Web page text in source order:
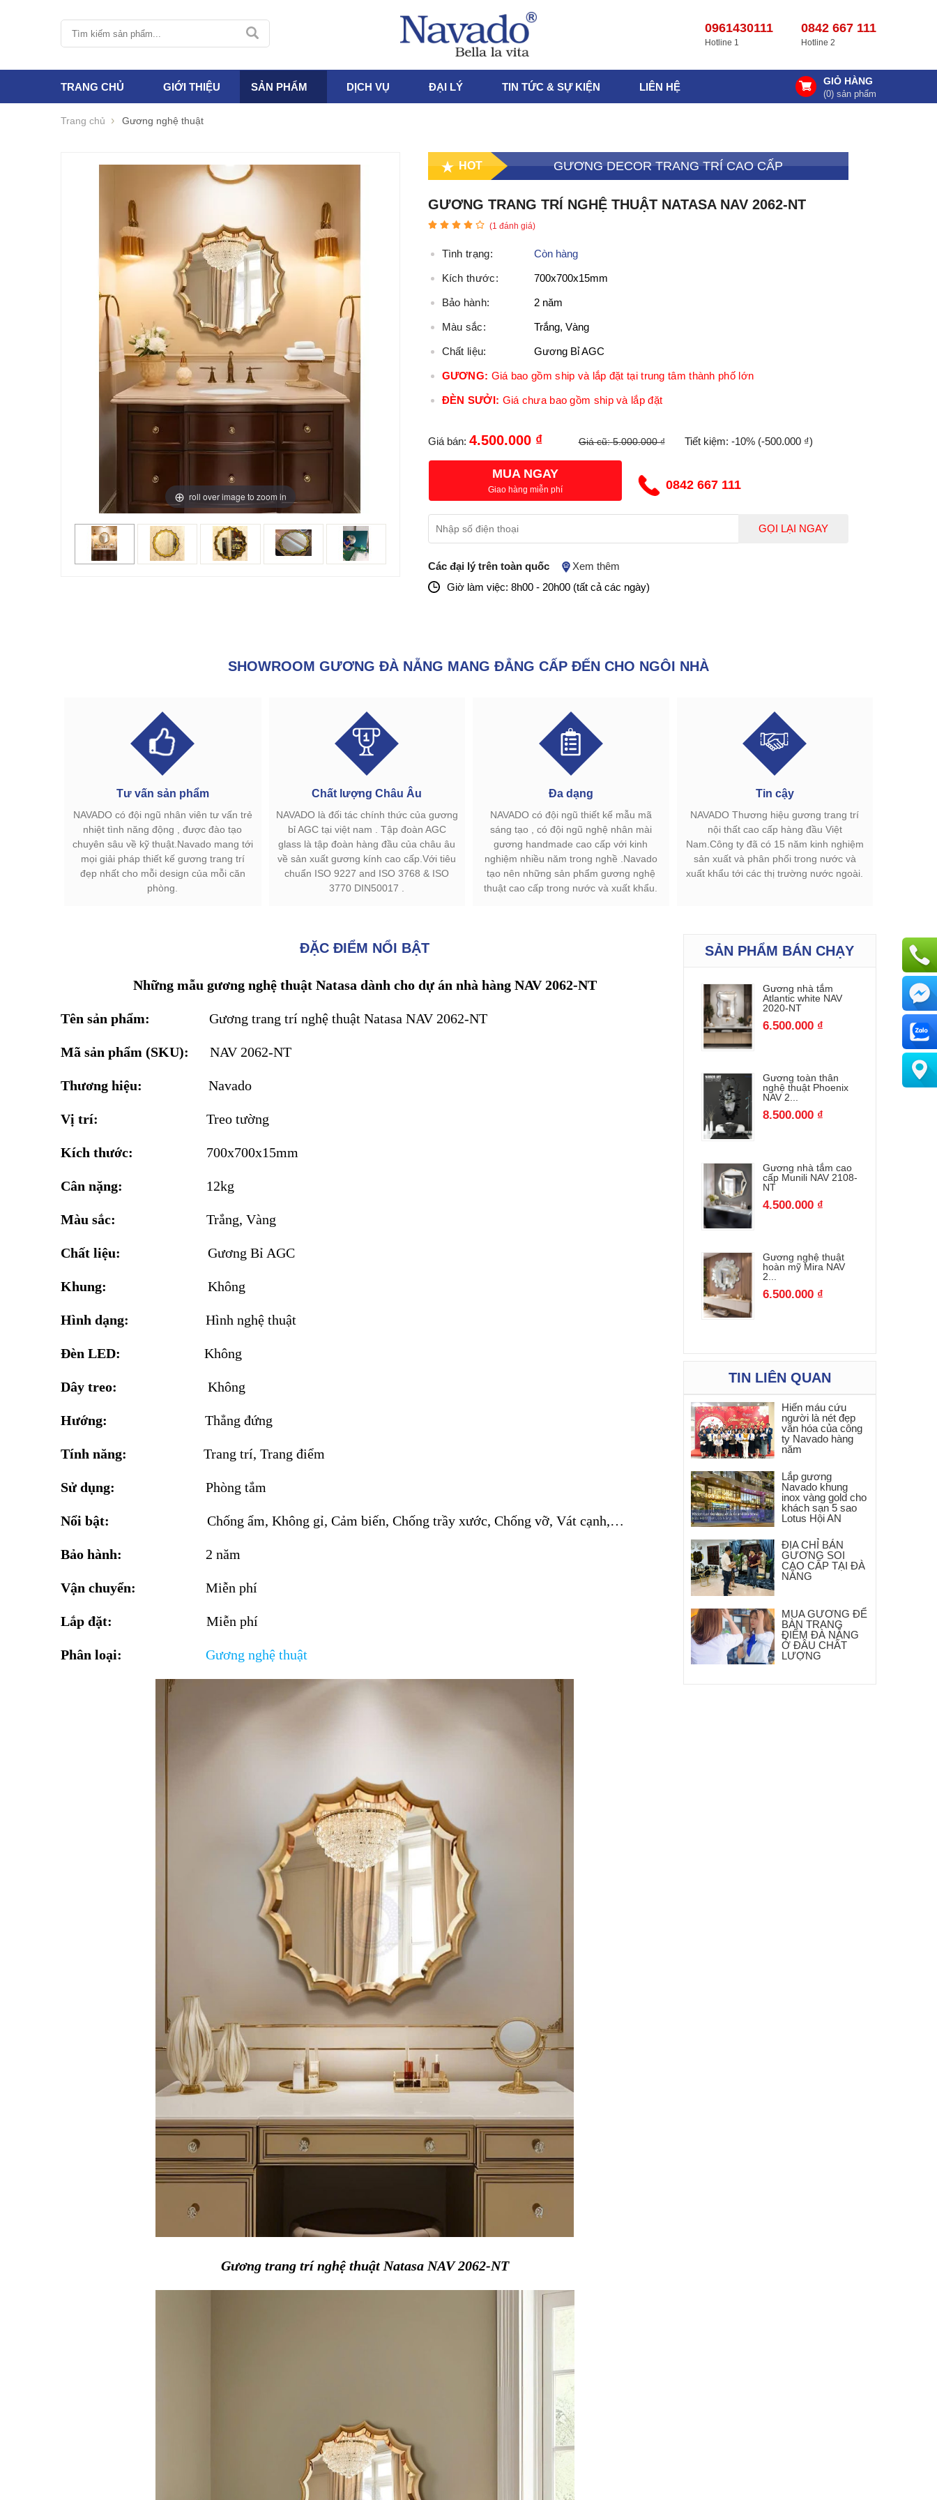
0961430111
Hotline 1
0842 667 111
Hotline 2
TRANG CHỦ GIỚI THIỆU SẢN PHẨM DỊCH VỤ ĐẠI LÝ TIN TỨC & SỰ KIỆN LIÊN HỆ GIỎ HÀNG
(0) sản phẩm
Trang chủ Gương nghệ thuật
roll over image to zoom in
HOT GƯƠNG DECOR TRANG TRÍ CAO CẤP
GƯƠNG TRANG TRÍ NGHỆ THUẬT NATASA NAV 2062-NT
(1 đánh giá)
Tình trạng: Còn hàng
Kích thước: 700x700x15mm
Bảo hành: 2 năm
Màu sắc: Trắng, Vàng
Chất liệu: Gương Bỉ AGC
GƯƠNG: Giá bao gồm ship và lắp đặt tại trung tâm thành phố lớn
ĐÈN SƯỞI: Giá chưa bao gồm ship và lắp đặt
Giá bán: 4.500.000 ₫ Giá cũ:5.000.000 ₫ Tiết kiệm: -10% (-500.000 ₫)
MUA NGAY
Giao hàng miễn phí 0842 667 111
GỌI LẠI NGAY
Các đại lý trên toàn quốc
Xem thêm
Giờ làm việc: 8h00 - 20h00 (tất cả các ngày)
SHOWROOM GƯƠNG ĐÀ NẴNG MANG ĐẲNG CẤP ĐẾN CHO NGÔI NHÀ
Tư vấn sản phẩm
NAVADO có đội ngũ nhân viên tư vấn trẻ
nhiệt tình năng động , được đào tạo
chuyên sâu về kỹ thuật.Navado mang tới
mọi giải pháp thiết kế gương trang trí
đẹp nhất cho mỗi design của mỗi căn
phòng.
Chất lượng Châu Âu
NAVADO là đối tác chính thức của gương
bỉ AGC tại việt nam . Tập đoàn AGC
glass là tập đoàn hàng đầu của châu âu
về sản xuất gương kính cao cấp.Với tiêu
chuẩn ISO 9227 and ISO 3768 & ISO
3770 DIN50017 .
Đa dạng
NAVADO có đội ngũ thiết kế mẫu mã
sáng tạo , có đội ngũ nghệ nhân mài
gương handmade cao cấp với kinh
nghiệm nhiều năm trong nghề .Navado
tạo nên những sản phẩm gương nghệ
thuật cao cấp trong nước và xuất khẩu.
Tin cậy
NAVADO Thương hiệu gương trang trí
nội thất cao cấp hàng đầu Việt
Nam.Công ty đã có 15 năm kinh nghiệm
sản xuất và phân phối trong nước và
xuất khẩu tới các thị trường nước ngoài.
ĐẶC ĐIỂM NỔI BẬT
Những mẫu gương nghệ thuật Natasa dành cho dự án nhà hàng NAV 2062-NT
Tên sản phẩm: Gương trang trí nghệ thuật Natasa NAV 2062-NT
Mã sản phẩm (SKU): NAV 2062-NT
Thương hiệu: Navado
Vị trí: Treo tường
Kích thước: 700x700x15mm
Cân nặng: 12kg
Màu sắc: Trắng, Vàng
Chất liệu: Gương Bỉ AGC
Khung: Không
Hình dạng: Hình nghệ thuật
Đèn LED: Không
Dây treo: Không
Hướng: Thẳng đứng
Tính năng: Trang trí, Trang điểm
Sử dụng: Phòng tắm
Nổi bật: Chống ẩm, Không gỉ, Cảm biến, Chống trầy xước, Chống vỡ, Vát cạnh,…
Bảo hành: 2 năm
Vận chuyển: Miễn phí
Lắp đặt: Miễn phí
Phân loại: Gương nghệ thuật
Gương trang trí nghệ thuật Natasa NAV 2062-NT
SẢN PHẨM BÁN CHẠY
Gương nhà tắm
Atlantic white NAV
2020-NT
6.500.000 ₫
Gương toàn thân
nghệ thuật Phoenix
NAV 2...
8.500.000 ₫
Gương nhà tắm cao
cấp Munili NAV 2108-
NT
4.500.000 ₫
Gương nghệ thuật
hoàn mỹ Mira NAV
2...
6.500.000 ₫
TIN LIÊN QUAN
Hiến máu cứu
người là nét đẹp
văn hóa của công
ty Navado hàng
năm
Lắp gương
Navado khung
inox vàng gold cho
khách sạn 5 sao
Lotus Hội AN
ĐỊA CHỈ BÁN
GƯƠNG SOI
CAO CẤP TẠI ĐÀ
NẴNG
MUA GƯƠNG ĐỂ
BÀN TRANG
ĐIỂM ĐÀ NẴNG
Ở ĐÂU CHẤT
LƯỢNG